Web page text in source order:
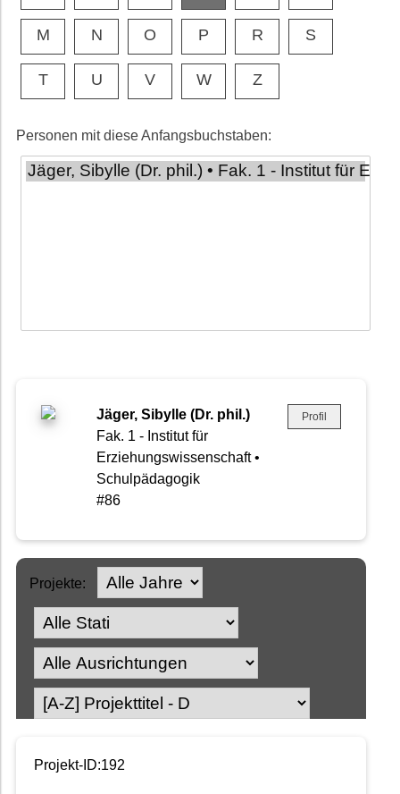
M N O P R S
T U V W Z
Personen mit diese Anfangsbuchstaben:
Jäger, Sibylle (Dr. phil.)
Fak. 1 - Institut für
Erziehungswissenschaft •
Schulpädagogik
#86
Profil
Projekte:
Projekt-ID:192